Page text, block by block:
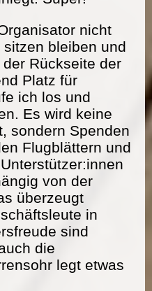
nicht
bleiben und
Rückseite der
Platz für
ich los und
Es wird keine
sondern Spenden
Flugblättern und
von der
überzeugt
in
sind
die
legt etwas